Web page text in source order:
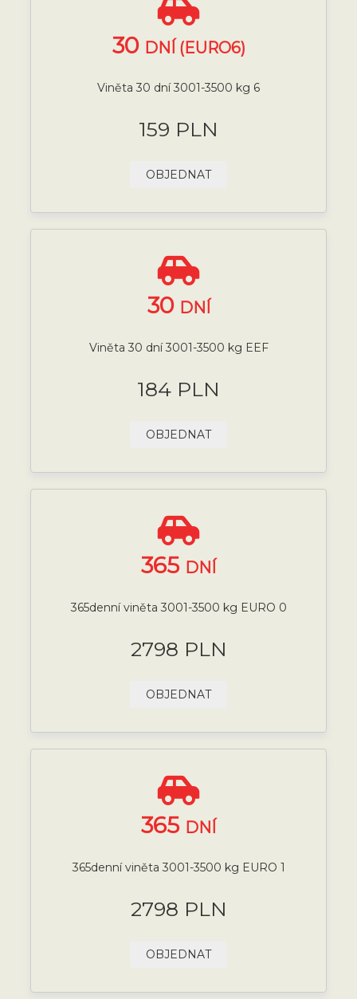
30 DNÍ (EURO6)
Viněta 30 dní 3001-3500 kg 6
159 PLN
OBJEDNAT
30 DNÍ
Viněta 30 dní 3001-3500 kg EEF
184 PLN
OBJEDNAT
365 DNÍ
365denní viněta 3001-3500 kg EURO 0
2798 PLN
OBJEDNAT
365 DNÍ
365denní viněta 3001-3500 kg EURO 1
2798 PLN
OBJEDNAT